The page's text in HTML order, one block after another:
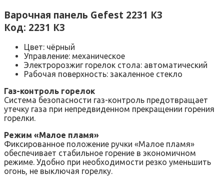
Варочная панель Gefest 2231 К3
Код: 2231 К3
Цвет: чёрный
Управление: механическое
Электророзжиг горелок стола: автоматический
Рабочая поверхность: закаленное стекло
Газ-контроль горелок
Система безопасности газ-контроль предотвращает
утечку газа при непредвиденном прекращении горения
горелки.
Режим «Малое пламя»
Фиксированное положение ручки «Малое пламя»
обеспечивает стабильное горение в экономичном
режиме. Удобно при необходимости резко уменьшить
огонь, не выключая горелку.